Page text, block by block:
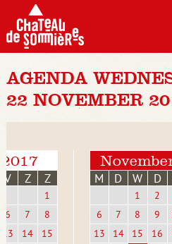
AGENDA
22 NOVEMBER
V Z Z
1
6
7
8
13
14
15
M D W D
1 2
6
7 8 9
13
14 15 16